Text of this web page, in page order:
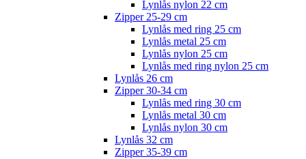
Lynlås nylon 22 cm
Zipper 25-29 cm
Lynlås med ring 25 cm
Lynlås metal 25 cm
Lynlås nylon 25 cm
Lynlås med ring nylon 25 cm
Lynlås 26 cm
Zipper 30-34 cm
Lynlås med ring 30 cm
Lynlås metal 30 cm
Lynlås nylon 30 cm
Lynlås 32 cm
Zipper 35-39 cm